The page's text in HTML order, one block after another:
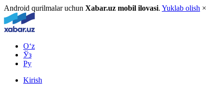
Android qurilmalar uchun Xabar.uz mobil ilovasi. Yuklab olish ×
O‘z
Ўз
Ру
Kirish